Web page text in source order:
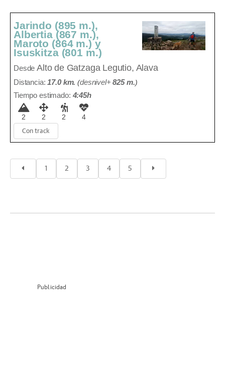
Jarindo (895 m.),
Albertia (867 m.),
Maroto (864 m.) y
Isuskitza (801 m.)
DesdeAlto de Gatzaga Legutio, Alava
Distancia:17.0 km. (desnivel+825 m.)
Tiempo estimado: 4:45h
2 2 2 4
Con track
1 2 3 4 5
Publicidad